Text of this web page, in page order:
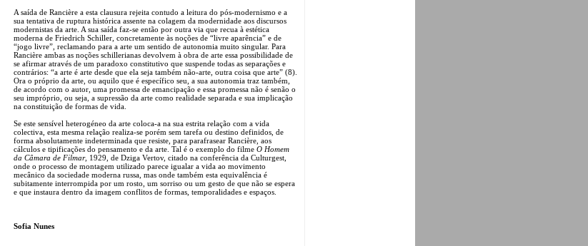
A saída de Rancière a esta clausura rejeita contudo a leitura do pós-modernismo e a
sua tentativa de ruptura histórica assente na colagem da modernidade aos discursos
modernistas da arte. A sua saída faz-se então por outra via que recua à estética
moderna de Friedrich Schiller, concretamente às noções de “livre aparência” e de
“jogo livre”, reclamando para a arte um sentido de autonomia muito singular. Para
Rancière ambas as noções schillerianas devolvem à obra de arte essa possibilidade de
se afirmar através de um paradoxo constitutivo que suspende todas as separações e
contrários: “a arte é arte desde que ela seja também não-arte, outra coisa que arte” (8).
Ora o próprio da arte, ou aquilo que é específico seu, a sua autonomia traz também,
de acordo com o autor, uma promessa de emancipação e essa promessa não é senão o
seu impróprio, ou seja, a supressão da arte como realidade separada e sua implicação
na constituição de formas de vida.
Se este sensível heterogéneo da arte coloca-a na sua estrita relação com a vida
colectiva, esta mesma relação realiza-se porém sem tarefa ou destino definidos, de
forma absolutamente indeterminada que resiste, para parafrasear Rancière, aos
cálculos e tipificações do pensamento e da arte. Tal é o exemplo do filme O Homem
da Câmara de Filmar, 1929, de Dziga Vertov, citado na conferência da Culturgest,
onde o processo de montagem utilizado parece igualar a vida ao movimento
mecânico da sociedade moderna russa, mas onde também esta equivalência é
subitamente interrompida por um rosto, um sorriso ou um gesto de que não se espera
e que instaura dentro da imagem conflitos de formas, temporalidades e espaços.
Sofia Nunes